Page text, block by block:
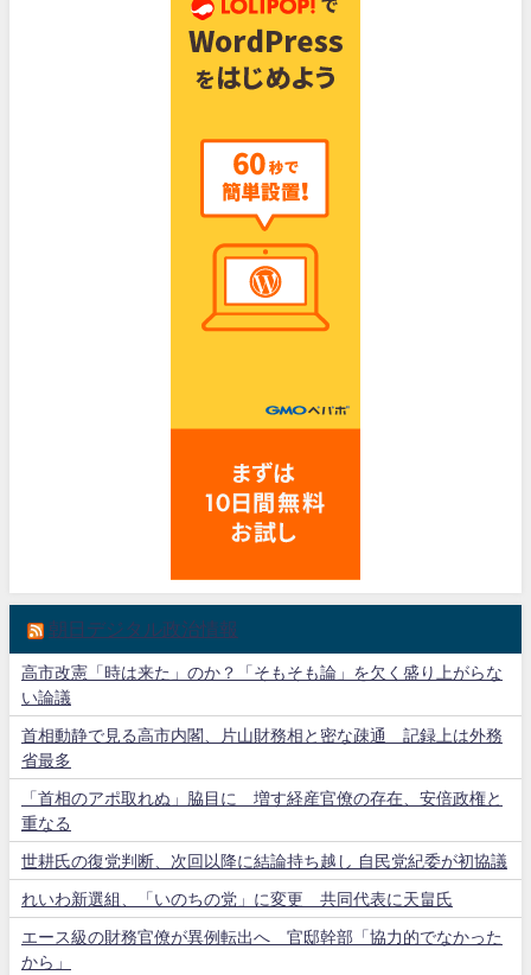
朝日デジタル政治情報
高市改憲「時は来た」のか？「そもそも論」を欠く盛り上がらな
い論議
首相動静で見る高市内閣、片山財務相と密な疎通 記録上は外務
省最多
「首相のアポ取れぬ」脇目に 増す経産官僚の存在、安倍政権と
重なる
世耕氏の復党判断、次回以降に結論持ち越し 自民党紀委が初協議
れいわ新選組、「いのちの党」に変更 共同代表に天畠氏
エース級の財務官僚が異例転出へ 官邸幹部「協力的でなかった
から」